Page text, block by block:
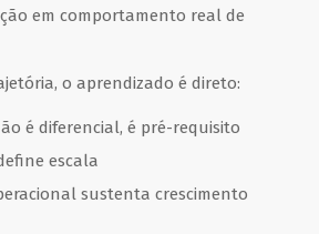
em comportamento real de
o aprendizado é direto:
é diferencial, é pré-requisito
escala
sustenta crescimento